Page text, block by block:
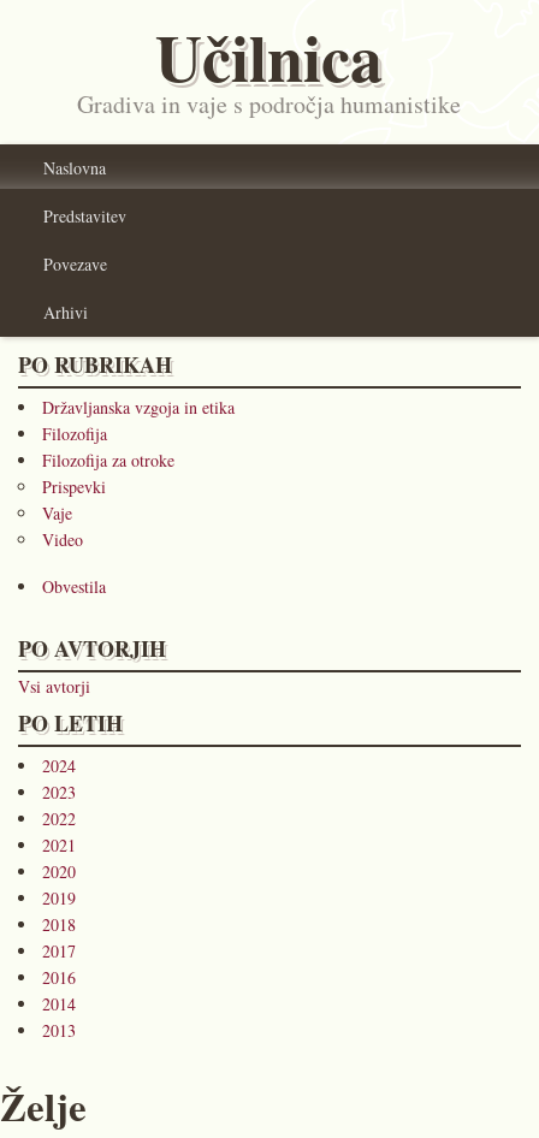
Učilnica
Gradiva in vaje s področja humanistike
Naslovna
Predstavitev
Povezave
Arhivi
PO RUBRIKAH
Državljanska vzgoja in etika
Filozofija
Filozofija za otroke
Prispevki
Vaje
Video
Obvestila
PO AVTORJIH
Vsi avtorji
PO LETIH
2024
2023
2022
2021
2020
2019
2018
2017
2016
2014
2013
Želje